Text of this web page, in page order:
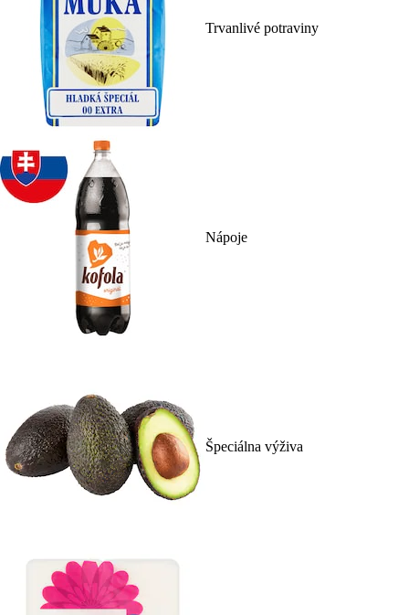
Trvanlivé potraviny
Nápoje
Špeciálna výživa